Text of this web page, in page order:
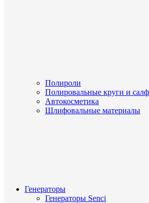
Полироли
Полировальные круги и
Автокосметика
Шлифовальные материалы
Генераторы
Генераторы Senci